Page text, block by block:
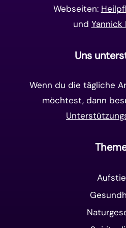
Webseiten:
und Yannick
Uns
Wenn du die tägliche
möchtest, dann